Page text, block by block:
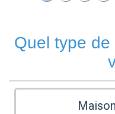
Quel type